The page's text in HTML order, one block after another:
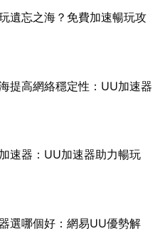
遺忘之海？免費加速暢玩攻
提高網絡穩定性：UU加速器
速器：UU加速器助力暢玩
選哪個好：網易UU優勢解